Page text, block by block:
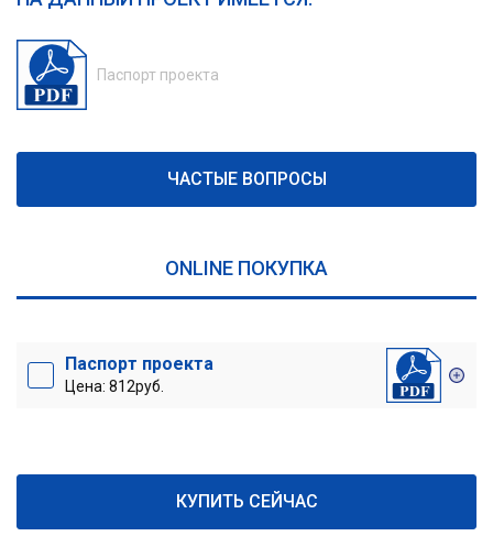
Паспорт проекта
ЧАСТЫЕ ВОПРОСЫ
ONLINE ПОКУПКА
Паспорт проекта
Цена: 812руб.
КУПИТЬ СЕЙЧАС